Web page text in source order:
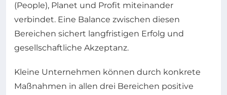
(People), Planet und Profit miteinander
verbindet. Eine Balance zwischen diesen
Bereichen sichert langfristigen Erfolg und
gesellschaftliche Akzeptanz.
Kleine Unternehmen können durch konkrete
Maßnahmen in allen drei Bereichen positive